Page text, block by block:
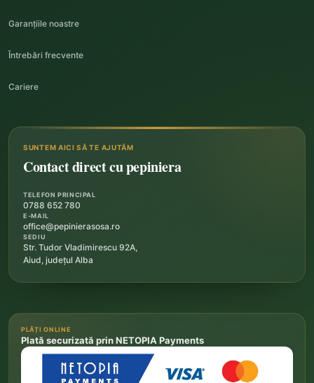
Garanțiile noastre
Întrebări frecvente
Cariere
SUNTEM AICI SĂ TE AJUTĂM
Contact direct cu pepiniera
TELEFON PRINCIPAL
0788 652 780
E-MAIL
office@pepinierasosa.ro
SEDIU
Str. Tudor Vladimirescu 92A,
Aiud, județul Alba
PLĂȚI ONLINE
Plată securizată prin NETOPIA Payments